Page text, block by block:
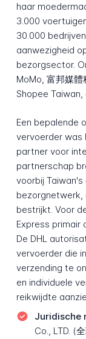
haar
3.000
30.000
aanwezigheid
bezorgsector.
MoMo, 富邦媒
Shopee Taiwan,
Een bepalende
vervoerder was
partner voor
partnerschap
voorbij Taiwan's
bezorgnetwerk,
bestrijkt. Voor
Express primair
De DHL
vervoerder die
verzending te
en individuele
reikwijdte
Juridische
Co., LTD. (